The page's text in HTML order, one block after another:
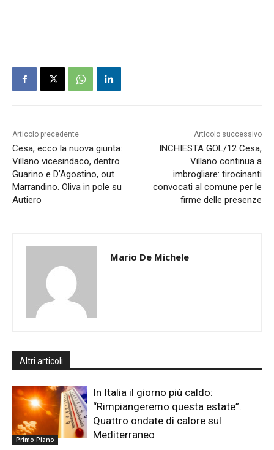
Articolo precedente
Cesa, ecco la nuova giunta:
Villano vicesindaco, dentro
Guarino e D’Agostino, out
Marrandino. Oliva in pole su
Autiero
Articolo successivo
INCHIESTA GOL/12 Cesa,
Villano continua a
imbrogliare: tirocinanti
convocati al comune per le
firme delle presenze
Mario De Michele
Altri articoli
Primo Piano
In Italia il giorno più caldo:
“Rimpiangeremo questa estate”.
Quattro ondate di calore sul
Mediterraneo